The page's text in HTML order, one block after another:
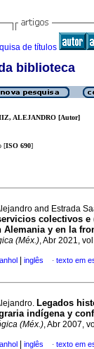
biblioteca
ALEJANDRO [Autor]
[ISO 690]
and Estrada
colectivos
Alemania y en la
(Méx.), Abr 2021,
inglês · texto em
Legados
indígena y
(Méx.), Abr 2007,
inglês · texto em